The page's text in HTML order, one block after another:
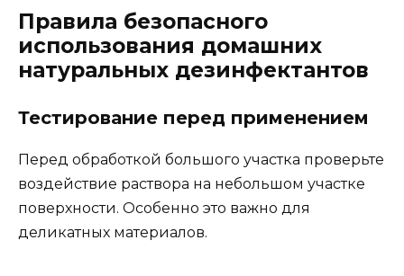
Правила безопасного
использования домашних
натуральных дезинфектантов
Тестирование перед применением
Перед обработкой большого участка проверьте
воздействие раствора на небольшом участке
поверхности. Особенно это важно для
деликатных материалов.